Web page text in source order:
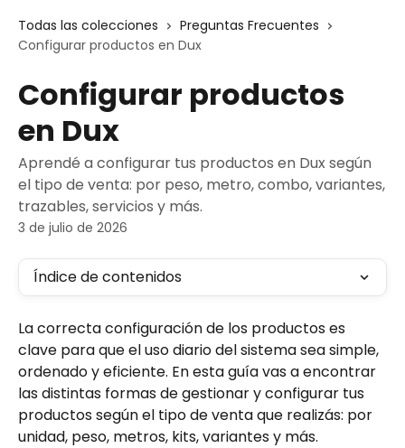
Todas las colecciones
Preguntas Frecuentes
Configurar productos en Dux
Configurar productos
en Dux
Aprendé a configurar tus productos en Dux según
el tipo de venta: por peso, metro, combo, variantes,
trazables, servicios y más.
3 de julio de 2026
Índice de contenidos
La correcta configuración de los productos es
clave para que el uso diario del sistema sea simple,
ordenado y eficiente. En esta guía vas a encontrar
las distintas formas de gestionar y configurar tus
productos según el tipo de venta que realizás: por
unidad, peso, metros, kits, variantes y más.